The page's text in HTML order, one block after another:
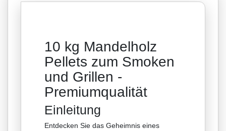
10 kg Mandelholz
Pellets zum Smoken
und Grillen -
Premiumqualität
Einleitung
Entdecken Sie das Geheimnis eines